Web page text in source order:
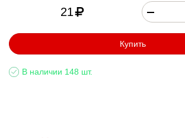
21
Купить
В наличии 148 шт.